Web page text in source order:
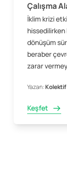
Çalışma
İklim krizi
hissedilirken
dönüşüm
beraber
zarar
Yazan:
Keşfet